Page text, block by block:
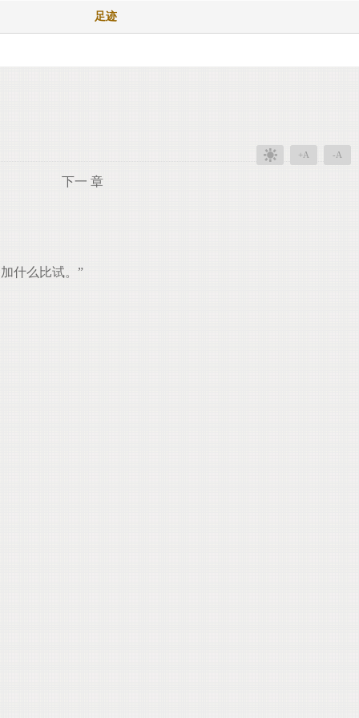
足迹
+A -A
下一 章
什么比试。”